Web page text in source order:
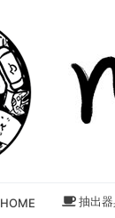
HOME 抽出